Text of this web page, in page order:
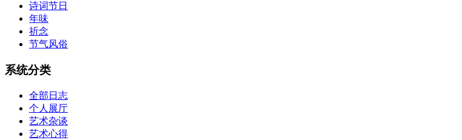
诗词节日
年味
祈念
节气风俗
系统分类
全部日志
个人展厅
艺术杂谈
艺术心得